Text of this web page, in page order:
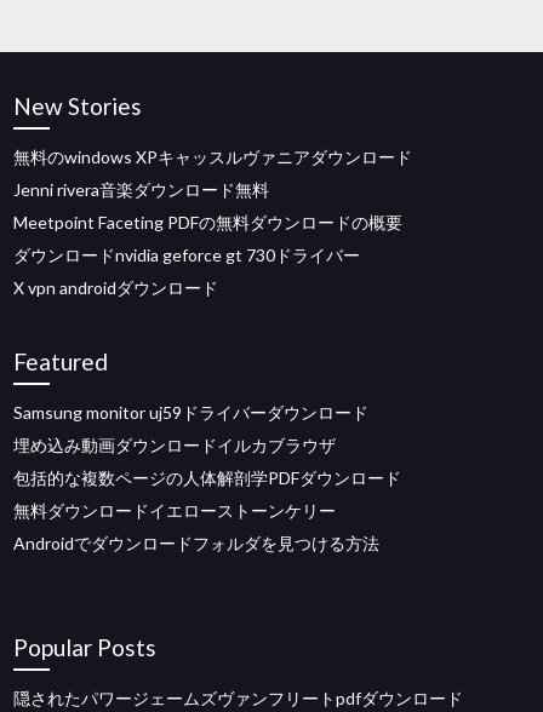
New Stories
無料のwindows XPキャッスルヴァニアダウンロード
Jenni rivera音楽ダウンロード無料
Meetpoint Faceting PDFの無料ダウンロードの概要
ダウンロードnvidia geforce gt 730ドライバー
X vpn androidダウンロード
Featured
Samsung monitor uj59ドライバーダウンロード
埋め込み動画ダウンロードイルカブラウザ
包括的な複数ページの人体解剖学PDFダウンロード
無料ダウンロードイエローストーンケリー
Androidでダウンロードフォルダを見つける方法
Popular Posts
隠されたパワージェームズヴァンフリートpdfダウンロード